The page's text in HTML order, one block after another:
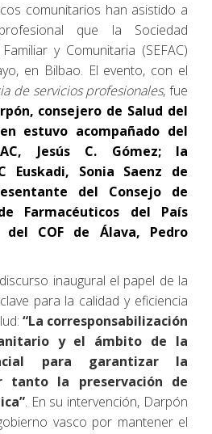
comunitarios han asistido a
que la Sociedad
y Comunitaria (SEFAC)
en Bilbao. El evento, con el
de servicios profesionales, fue
consejero de Salud del
estuvo acompañado del
Jesús C. Gómez; la
Euskadi, Sonia Saenz de
del Consejo de
Farmacéuticos del País
del COF de Álava, Pedro
inaugural el papel de la
para la calidad y eficiencia
“La corresponsabilización
y el ámbito de la
para garantizar la
tanto la preservación de
. En su intervención, Darpón
vasco por mantener el